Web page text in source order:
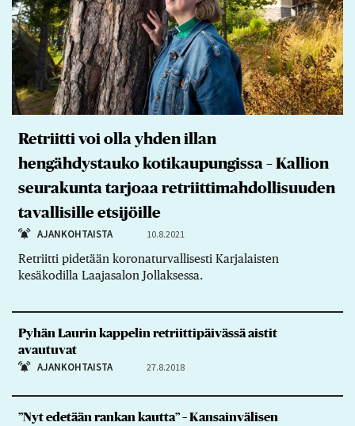
Retriitti voi olla yhden illan
hengähdystauko kotikaupungissa – Kallion
seurakunta tarjoaa retriittimahdollisuuden
tavallisille etsijöille
AJANKOHTAISTA 10.8.2021
Retriitti pidetään koronaturvallisesti Karjalaisten
kesäkodilla Laajasalon Jollaksessa.
Pyhän Laurin kappelin retriittipäivässä aistit
avautuvat
AJANKOHTAISTA 27.8.2018
”Nyt edetään rankan kautta” – Kansainvälisen